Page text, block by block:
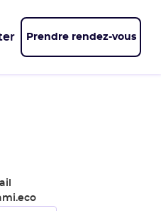
Prendre rendez-vous